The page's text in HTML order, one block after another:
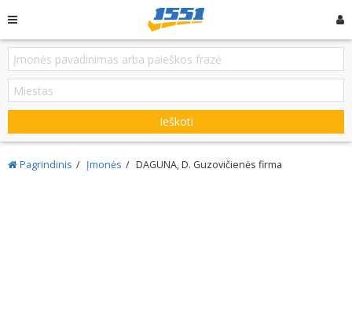
Ieškoti
Pagrindinis Įmonės DAGUNA, D. Guzovičienės firma